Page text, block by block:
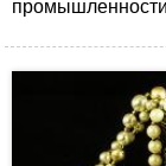
промышленности